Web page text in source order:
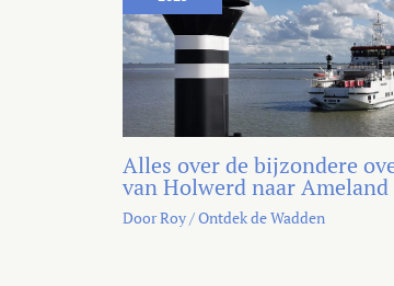
Alles over de bijzondere
van Holwerd naar Ameland
DoorRoy/Ontdek de Wadden